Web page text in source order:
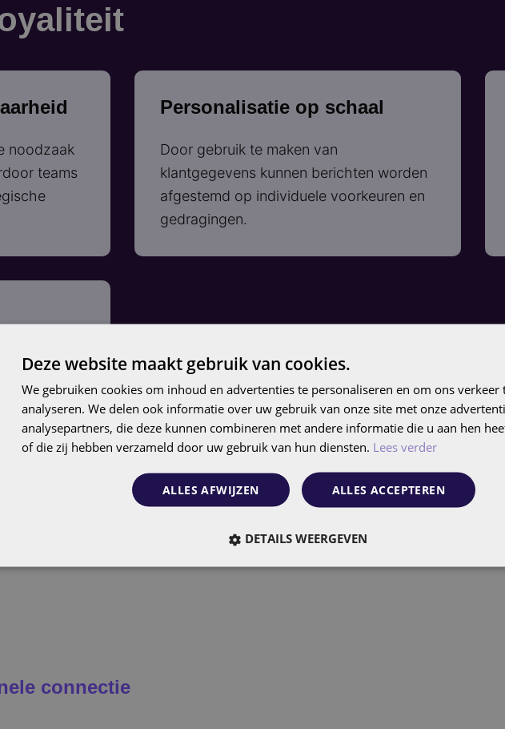
noodzaak
teams
Personalisatie op schaal
Door gebruik te maken van
klantgegevens kunnen berichten worden
afgestemd op individuele voorkeuren en
gedragingen.
connectie
Deze website maakt gebruik van cookies.
We gebruiken cookies om inhoud en advertenties te personaliseren en om ons verkeer
analyseren. We delen ook informatie over uw gebruik van onze site met onze
analysepartners, die deze kunnen combineren met andere informatie die u aan hen
of die zij hebben verzameld door uw gebruik van hun diensten. Lees verder
ALLES ACCEPTEREN
ALLES AFWIJZEN
DETAILS WEERGEVEN